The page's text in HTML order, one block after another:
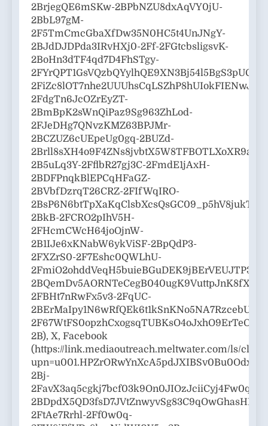
2BrjegQE6mSKw-2BPbNZU8dxAqVY0jU-
2BbL97gM-
2F5TmCmcGbaXfDw35N0HC5t4UnJNgY-
2BJdDJDPda3IRvHXj0-2Ff-2FGtcbsligsvK-
2BoHn3dTF4qd7D4FhSTgy-
2FdgTn6JcOZrEyZT-
2BmBpK2sWnQiPaz9Sg963ZhLod-
2FJeDHg7QNvzKMZ63BPJMr-
2BCZUZ6cUEpeUg0gq-2BUZd-
2B5uLq3Y-2FflbR27gj3C-2FmdE1jAxH-
2BDFPnqkBlEPCqHFaGZ-
2BVbfDzrqT26CRZ-2FIfWqIRO-
2BkB-2FCRO2pIhV5H-
2FHcmCWcH64joOjnW-
2B1IJe6xKNabW6ykViSF-2BpQdP3-
2FXZrS0-2F7Eshc0QWLhU-
2FBHt7nRwFx5v3-2FqUC-
2B), X, Facebook
(https://link.mediaoutreach.meltwater.com/ls/click?
2Bj-
2FtAe7Rrhl-2Ff0w0q-